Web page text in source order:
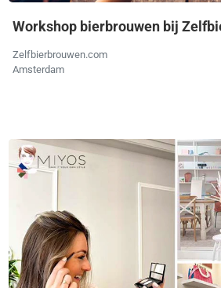
Workshop bierbrouwen bij
Zelfbierbrouwen.com
Amsterdam